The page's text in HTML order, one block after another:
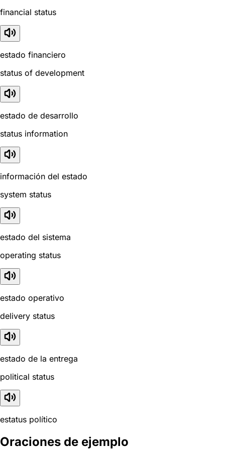
financial status
estado financiero
status of development
estado de desarrollo
status information
información del estado
system status
estado del sistema
operating status
estado operativo
delivery status
estado de la entrega
political status
estatus político
Oraciones de ejemplo